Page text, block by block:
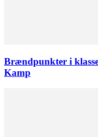
Brændpunkter i
Kamp